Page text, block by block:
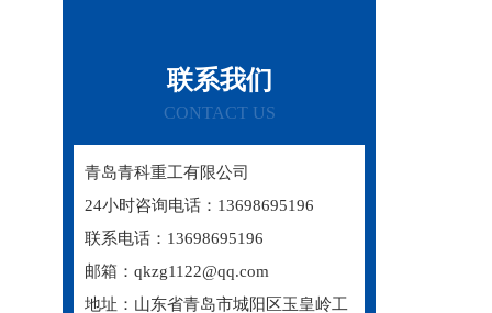
联系我们
CONTACT US
青岛青科重工有限公司
24小时咨询电话：13698695196
联系电话：13698695196
邮箱：qkzg1122@qq.com
地址：山东省青岛市城阳区玉皇岭工